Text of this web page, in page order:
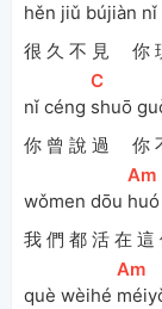
hěn jiǔ bújiàn nǐ
很 久 不 見 你
nǐ céng
[
C
shuō
你 曾 說 過 你
wǒmen dōu
[
Am
我 們 都 活 在 這
què wèihé
[
Am